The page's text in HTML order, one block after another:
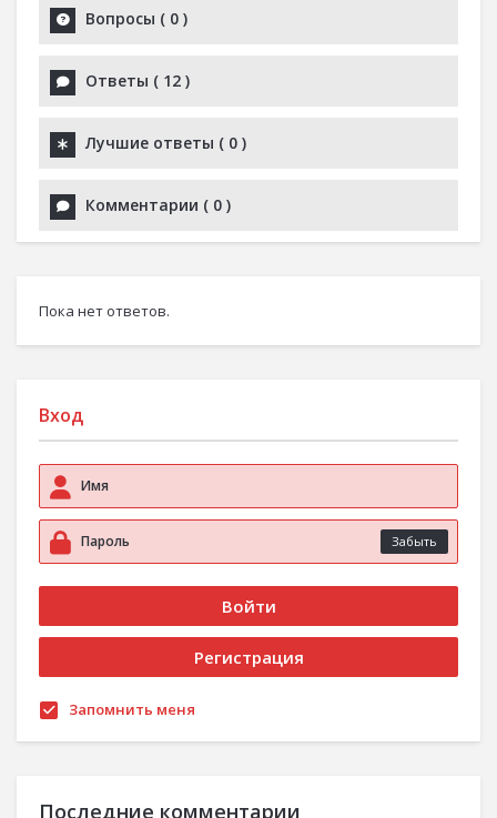
Вопросы ( 0 )
Ответы ( 12 )
Лучшие ответы ( 0 )
Комментарии ( 0 )
Пока нет ответов.
Вход
Забыть
Запомнить меня
Последние комментарии